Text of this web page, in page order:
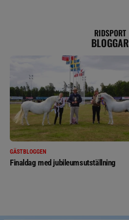
RIDSPORT
BLOGGAR
GÄSTBLOGGEN
Finaldag med jubileumsutställning